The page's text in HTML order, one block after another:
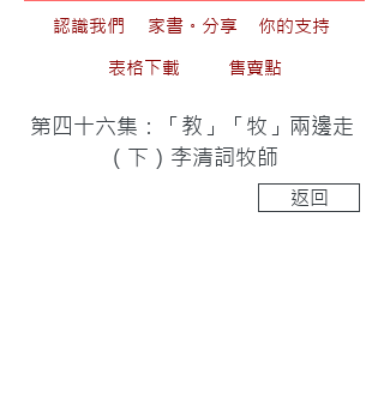
認識我們 家書。分享
你的支持
表格下載
售賣點
第四十六集：「教」「牧」兩邊走
（下）李清詞牧師
返回